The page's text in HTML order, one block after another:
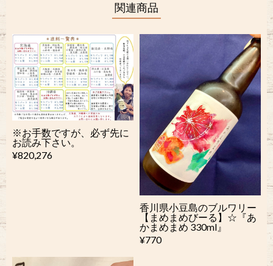
関連商品
※お手数ですが、必ず先に
お読み下さい。
¥820,276
香川県小豆島のブルワリー
【まめまめびーる】☆『あ
かまめまめ 330ml』
¥770